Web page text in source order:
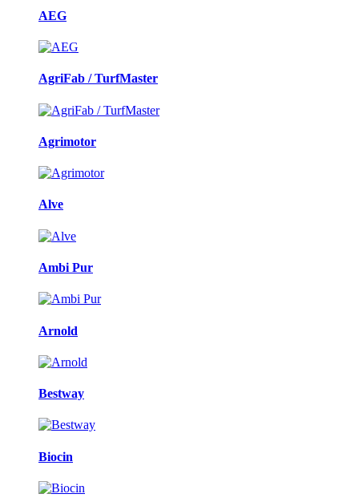
AEG
AgriFab / TurfMaster
Agrimotor
Alve
Ambi Pur
Arnold
Bestway
Biocin